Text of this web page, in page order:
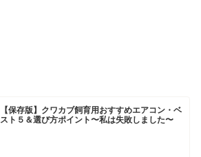
【保存版】クワカブ飼育用おすすめエアコン・ベ
スト５＆選び方ポイント〜私は失敗しました〜